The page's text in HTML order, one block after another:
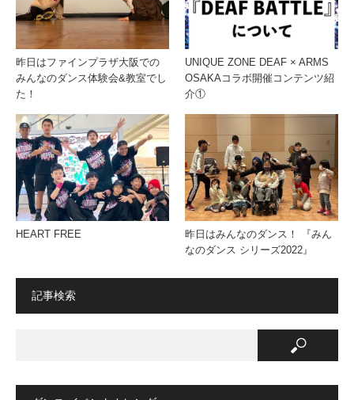
昨日はファインプラザ大阪での
みんなのダンス体験会&教室でし
た！
UNIQUE ZONE DEAF × ARMS
OSAKAコラボ開催コンテンツ紹
介①
HEART FREE
昨日はみんなのダンス！ 『みん
なのダンス シリーズ2022』
記事検索